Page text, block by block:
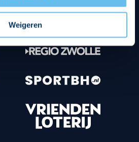
Weigeren